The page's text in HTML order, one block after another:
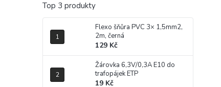
Top 3 produkty
Flexo šňůra PVC 3× 1,5mm2,
2m, černá
129 Kč
Žárovka 6,3V/0,3A E10 do
trafopájek ETP
19 Kč